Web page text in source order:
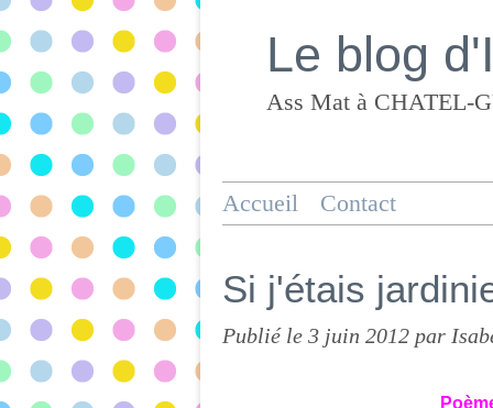
Le blog
Accueil Contact
Si j'étais
Publié le 3 juin 2012 par